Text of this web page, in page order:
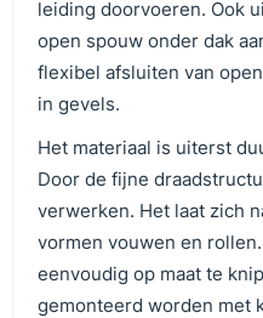
leiding doorvoeren. Ook
open spouw onder dak
flexibel afsluiten van
in gevels.
Het materiaal is uiterst
Door de fijne
verwerken. Het laat zich
vormen vouwen en
eenvoudig op maat te
gemonteerd worden met